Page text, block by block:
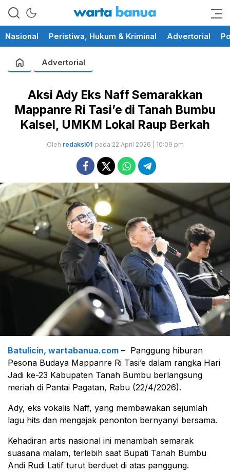
wartabanua.com
memberikan informasi yang
Nasional Peristiwa, Hukum & Kriminal Advertorial
Advertorial
Aksi Ady Eks Naff Semarakkan
Mappanre Ri Tasi’e di Tanah Bumbu
Kalsel, UMKM Lokal Raup Berkah
Oleh redaksi01 pada 22 April 2026 | 10:09 pm
Batulicin, wartabanua.com – Panggung hiburan
Pesona Budaya Mappanre Ri Tasi’e dalam rangka Hari
Jadi ke-23 Kabupaten Tanah Bumbu berlangsung
meriah di Pantai Pagatan, Rabu (22/4/2026).
Ady, eks vokalis Naff, yang membawakan sejumlah
lagu hits dan mengajak penonton bernyanyi bersama.
Kehadiran artis nasional ini menambah semarak
suasana malam, terlebih saat Bupati Tanah Bumbu
Andi Rudi Latif turut berduet di atas panggung.